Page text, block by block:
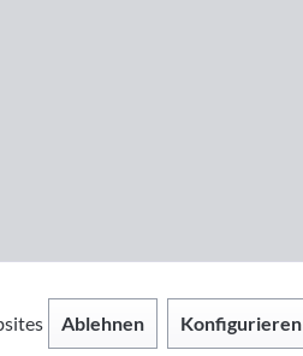
Ablehnen Konfigurieren